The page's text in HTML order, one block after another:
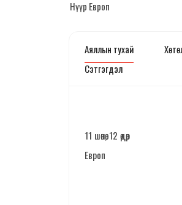
Нүүр Европ
Аяллын тухай
Сэтгэгдэл
11 шөнө, 12 өдөр
Европ